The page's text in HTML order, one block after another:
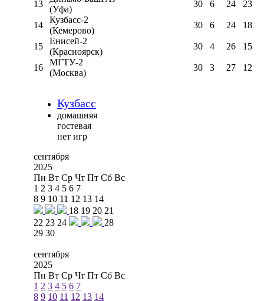
13
(Уфа)
30 6 24 23
14
Кузбасс-2
(Кемерово)
30 6 24 18
15
Енисей-2
(Красноярск)
30 4 26 15
16
МГТУ-2
(Москва)
30 3 27 12
Кузбасс
домашняя
гостевая
нет игр
сентября
2025
Пн Вт Ср Чт Пт Сб Вс
1 2 3 4 5 6 7
8 9 10 11 12 13 14
18 19 20 21
22 23 24
28
29 30
сентября
2025
Пн Вт Ср Чт Пт Сб Вс
1 2 3 4 5 6 7
8 9 10 11 12 13 14